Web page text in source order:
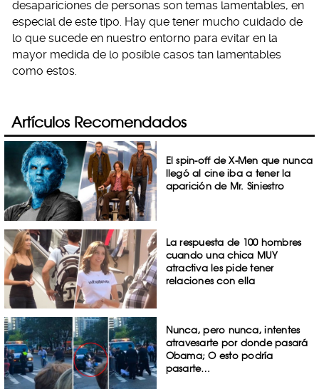
desapariciones de personas son temas lamentables, en
especial de este tipo. Hay que tener mucho cuidado de
lo que sucede en nuestro entorno para evitar en la
mayor medida de lo posible casos tan lamentables
como estos.
Artículos Recomendados
El spin-off de X-Men que nunca
llegó al cine iba a tener la
aparición de Mr. Siniestro
La respuesta de 100 hombres
cuando una chica MUY
atractiva les pide tener
relaciones con ella
Nunca, pero nunca, intentes
atravesarte por donde pasará
Obama; O esto podría
pasarte…